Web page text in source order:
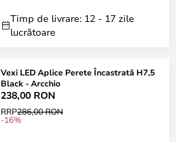
Timp de livrare: 12 - 17 zile
lucrătoare
Vexi LED Aplice Perete Încastrată H7,5
Black - Arcchio
238,00 RON
RRP286,00 RON
-16%